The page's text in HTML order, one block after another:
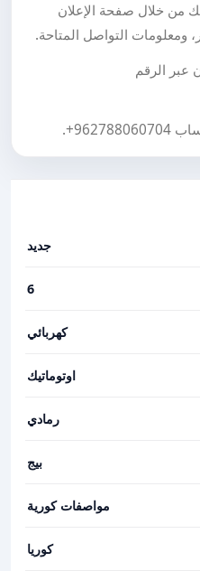
- ايونيك - 5. يمكنك من خلال صفحة الإعلان
ومعلومات التواصل المتاحة.
عبر الرقم
+962788060704
.
جديد
6
كهربائي
اوتوماتيك
رمادي
بيج
مواصفات كورية
كوريا